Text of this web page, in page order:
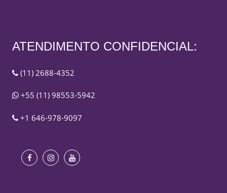
ATENDIMENTO CONFIDENCIAL:
(11) 2688-4352
+55 (11) 98553-5942
+1 646-978-9097